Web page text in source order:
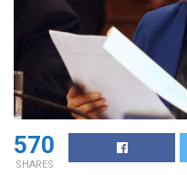
570
SHARES